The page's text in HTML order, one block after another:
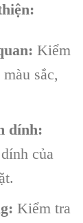
Kiểm
sắc,
dính:
của
Kiểm tra